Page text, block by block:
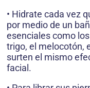
• Hidrate cada vez
por medio de un
esenciales como
trigo, el melocotón,
surten el mismo
facial.